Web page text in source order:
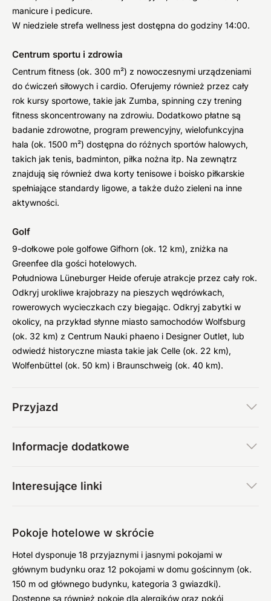
manicure i pedicure.
W niedziele strefa wellness jest dostępna do godziny 14:00.
Centrum sportu i zdrowia
Centrum fitness (ok. 300 m²) z nowoczesnymi urządzeniami
do ćwiczeń siłowych i cardio. Oferujemy również przez cały
rok kursy sportowe, takie jak Zumba, spinning czy trening
fitness skoncentrowany na zdrowiu. Dodatkowo płatne są
badanie zdrowotne, program prewencyjny, wielofunkcyjna
hala (ok. 1500 m²) dostępna do różnych sportów halowych,
takich jak tenis, badminton, piłka nożna itp. Na zewnątrz
znajdują się również dwa korty tenisowe i boisko piłkarskie
spełniające standardy ligowe, a także dużo zieleni na inne
aktywności.
Golf
9-dołkowe pole golfowe Gifhorn (ok. 12 km), zniżka na
Greenfee dla gości hotelowych.
Południowa Lüneburger Heide oferuje atrakcje przez cały rok.
Odkryj urokliwe krajobrazy na pieszych wędrówkach,
rowerowych wycieczkach czy biegając. Odkryj zabytki w
okolicy, na przykład słynne miasto samochodów Wolfsburg
(ok. 32 km) z Centrum Nauki phaeno i Designer Outlet, lub
odwiedź historyczne miasta takie jak Celle (ok. 22 km),
Wolfenbüttel (ok. 50 km) i Braunschweig (ok. 40 km).
Przyjazd
Informacje dodatkowe
Interesujące linki
Pokoje hotelowe w skrócie
Hotel dysponuje 18 przyjaznymi i jasnymi pokojami w
głównym budynku oraz 12 pokojami w domu gościnnym (ok.
150 m od głównego budynku, kategoria 3 gwiazdki).
Dostępne są również pokoje dla alergików oraz pokój